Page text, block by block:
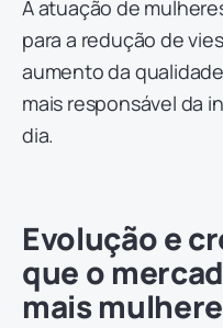
A atuação de
para a redução de
aumento da
mais responsável da
dia.
Evolução e
que o
mais